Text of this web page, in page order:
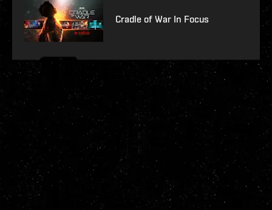
Cradle of War In Focus